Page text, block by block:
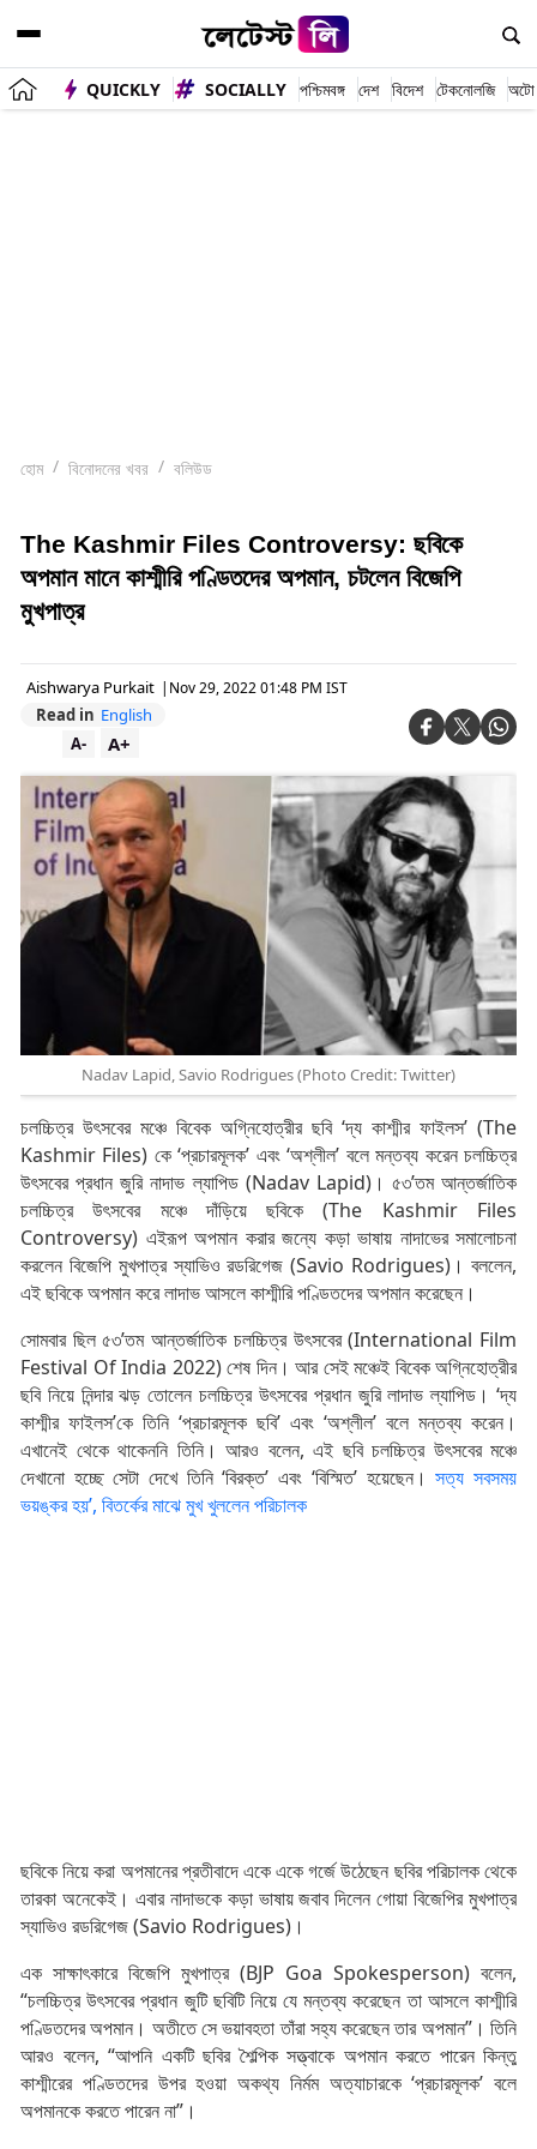
QUICKLY SOCIALLY পশ্চিমবঙ্গ দেশ বিদেশ টেকনোলজি অটো
হোম বিনোদনের খবর বলিউড
The Kashmir Files Controversy: ছবিকে
অপমান মানে কাশ্মীরি পণ্ডিতদের অপমান, চটলেন বিজেপি
মুখপাত্র
Aishwarya Purkait | Nov 29, 2022 01:48 PM IST
Read in English
A+
A-
Nadav Lapid, Savio Rodrigues (Photo Credit: Twitter)
চলচ্চিত্র উৎসবের মঞ্চে বিবেক অগ্নিহোত্রীর ছবি ‘দ্য কাশ্মীর ফাইলস’ (The
Kashmir Files) কে ‘প্রচারমূলক’ এবং ‘অশ্লীল’ বলে মন্তব্য করেন চলচ্চিত্র
উৎসবের প্রধান জুরি নাদাভ ল্যাপিড (Nadav Lapid)। ৫৩’তম আন্তর্জাতিক
চলচ্চিত্র উৎসবের মঞ্চে দাঁড়িয়ে ছবিকে (The Kashmir Files
Controversy) এইরূপ অপমান করার জন্যে কড়া ভাষায় নাদাভের সমালোচনা
করলেন বিজেপি মুখপাত্র স্যাভিও রডরিগেজ (Savio Rodrigues)। বললেন,
এই ছবিকে অপমান করে লাদাভ আসলে কাশ্মীরি পণ্ডিতদের অপমান করেছেন।
সোমবার ছিল ৫৩’তম আন্তর্জাতিক চলচ্চিত্র উৎসবের (International Film
Festival Of India 2022) শেষ দিন। আর সেই মঞ্চেই বিবেক অগ্নিহোত্রীর
ছবি নিয়ে নিন্দার ঝড় তোলেন চলচ্চিত্র উৎসবের প্রধান জুরি লাদাভ ল্যাপিড। ‘দ্য
কাশ্মীর ফাইলস’কে তিনি ‘প্রচারমূলক ছবি’ এবং ‘অশ্লীল’ বলে মন্তব্য করেন।
এখানেই থেকে থাকেননি তিনি। আরও বলেন, এই ছবি চলচ্চিত্র উৎসবের মঞ্চে
দেখানো হচ্ছে সেটা দেখে তিনি ‘বিরক্ত’ এবং ‘বিস্মিত’ হয়েছেন।সত্য সবসময়
ভয়ঙ্কর হয়’, বিতর্কের মাঝে মুখ খুললেন পরিচালক
ছবিকে নিয়ে করা অপমানের প্রতীবাদে একে একে গর্জে উঠেছেন ছবির পরিচালক থেকে
তারকা অনেকেই। এবার নাদাভকে কড়া ভাষায় জবাব দিলেন গোয়া বিজেপির মুখপাত্র
স্যাভিও রডরিগেজ (Savio Rodrigues)।
এক সাক্ষাৎকারে বিজেপি মুখপাত্র (BJP Goa Spokesperson) বলেন,
“চলচ্চিত্র উৎসবের প্রধান জুটি ছবিটি নিয়ে যে মন্তব্য করেছেন তা আসলে কাশ্মীরি
পণ্ডিতদের অপমান। অতীতে সে ভয়াবহতা তাঁরা সহ্য করেছেন তার অপমান”। তিনি
আরও বলেন, “আপনি একটি ছবির শৈল্পিক সত্ত্বাকে অপমান করতে পারেন কিন্তু
কাশ্মীরের পণ্ডিতদের উপর হওয়া অকথ্য নির্মম অত্যাচারকে ‘প্রচারমূলক’ বলে
অপমানকে করতে পারেন না”।